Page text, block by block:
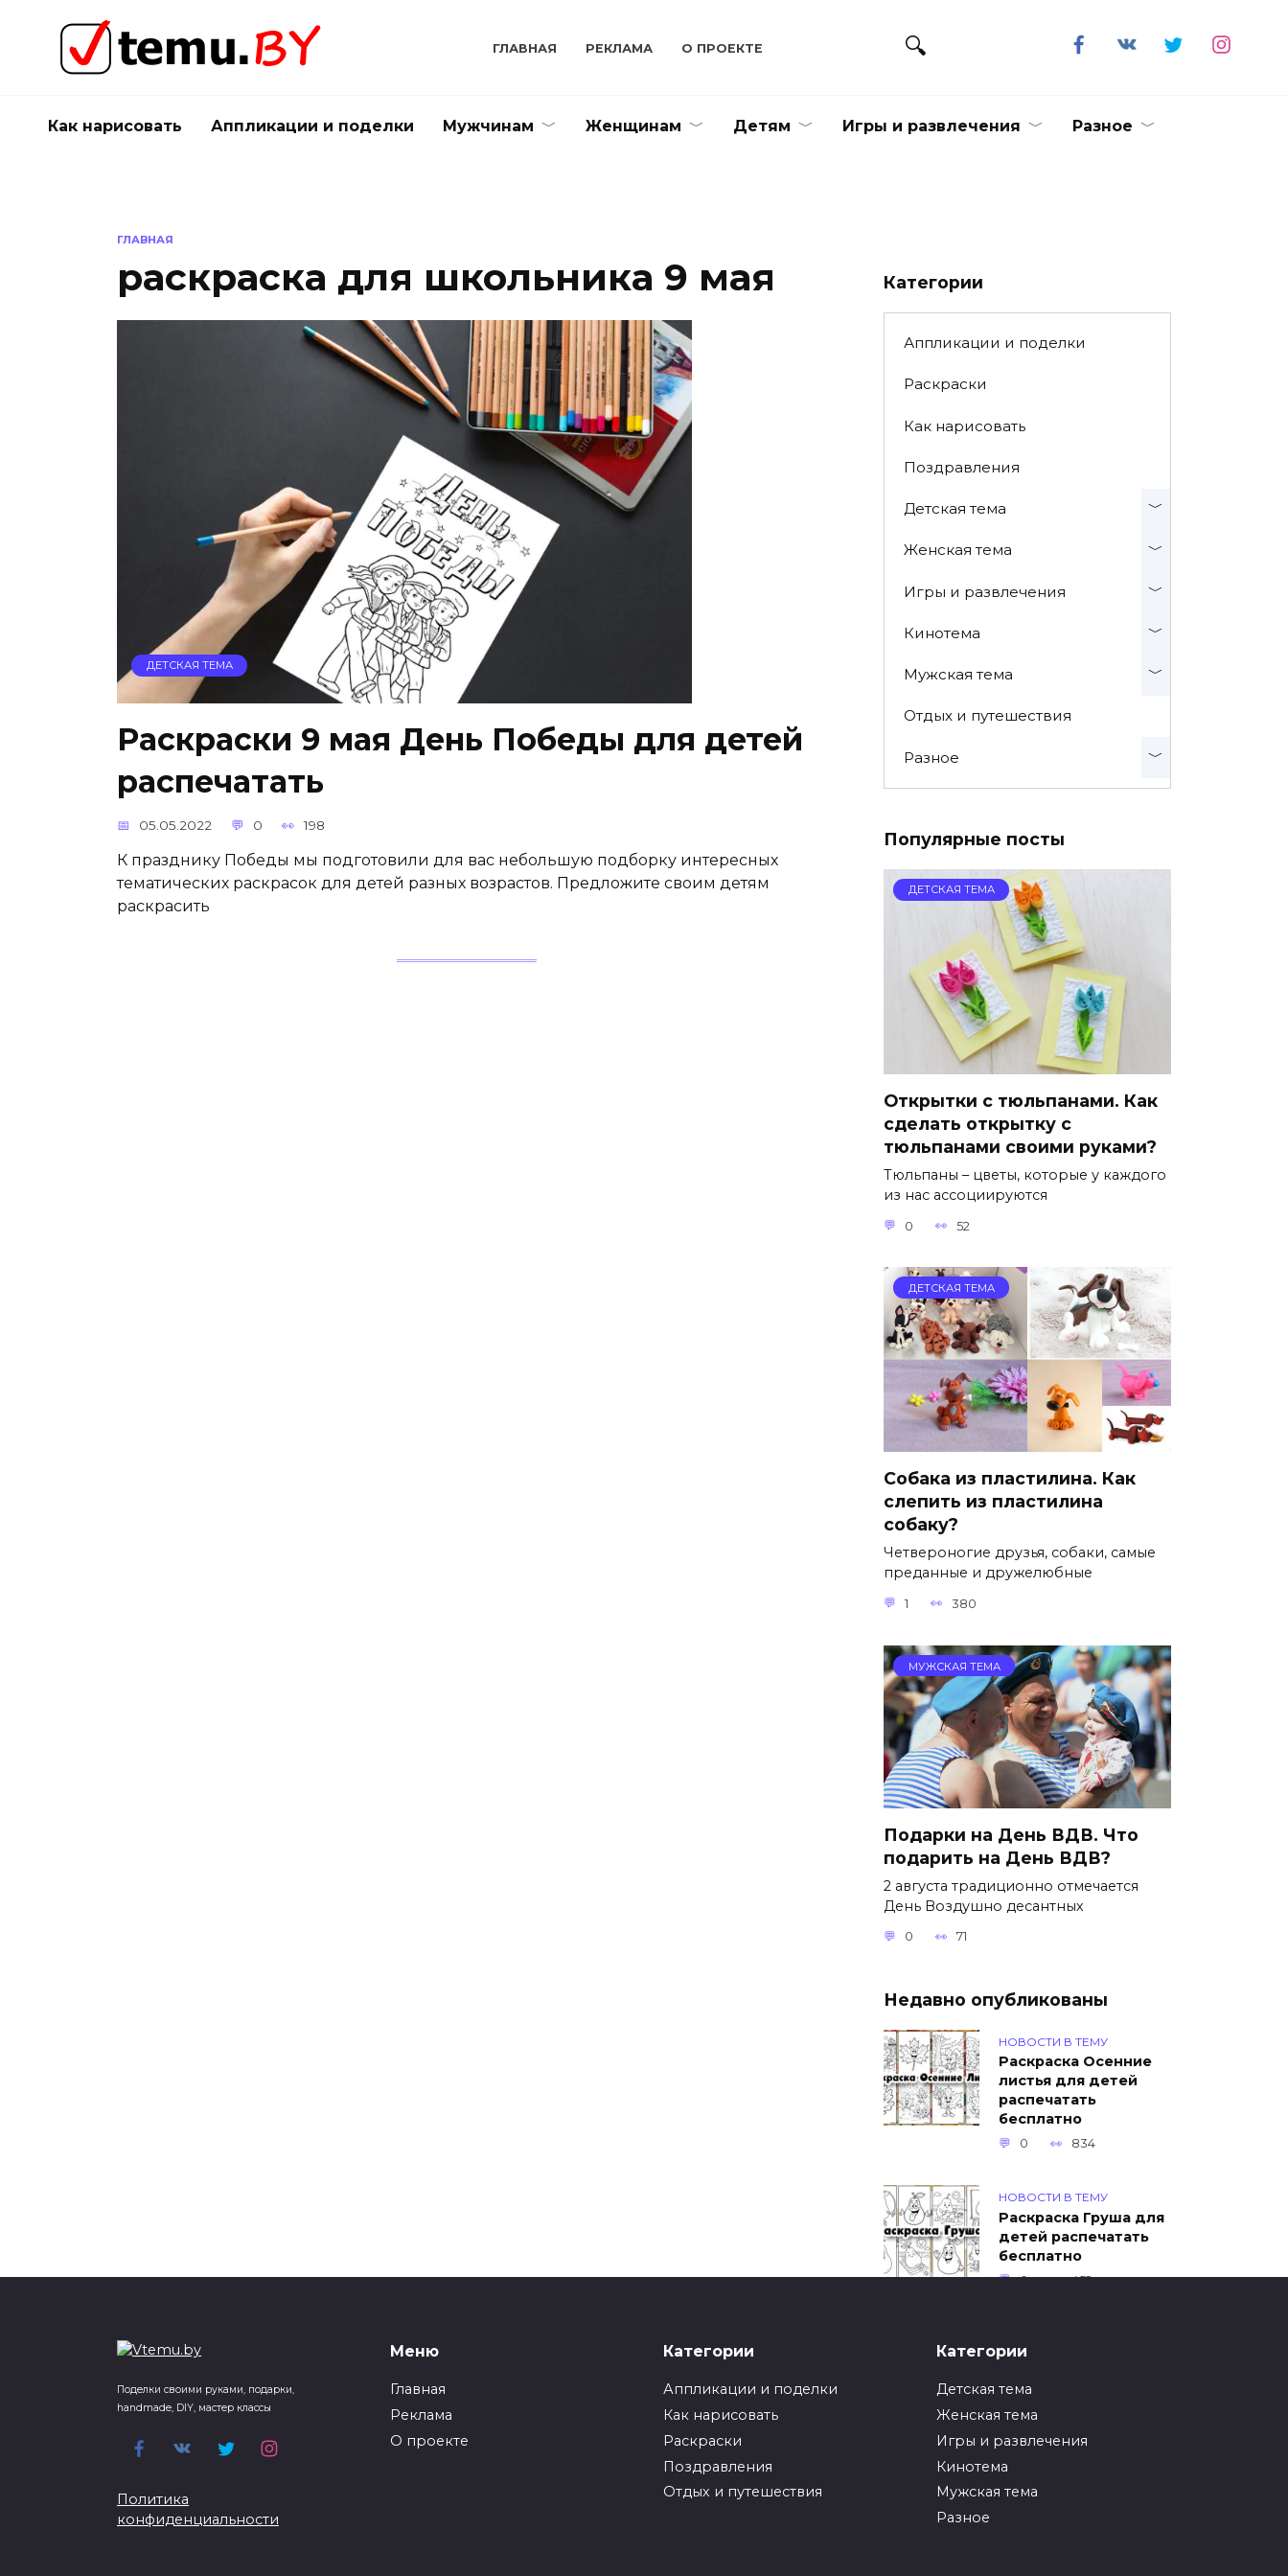
содержанию
ГЛАВНАЯ РЕКЛАМА О ПРОЕКТЕ
Как нарисовать Аппликации и поделки Мужчинам Женщинам Детям Игры и развлечения Разное
ГЛАВНАЯ
раскраска для школьника 9 мая
ДЕТСКАЯ ТЕМА
Раскраски 9 мая День Победы для детей
распечатать
05.05.2022 0 198
К празднику Победы мы подготовили для вас небольшую подборку интересных
тематических раскрасок для детей разных возрастов. Предложите своим детям
раскрасить
Категории
Аппликации и поделки
Раскраски
Как нарисовать
Поздравления
Детская тема
Женская тема
Игры и развлечения
Кинотема
Мужская тема
Отдых и путешествия
Разное
Популярные посты
ДЕТСКАЯ ТЕМА
Открытки с тюльпанами. Как
сделать открытку с
тюльпанами своими руками?
Тюльпаны – цветы, которые у каждого
из нас ассоциируются
0 52
ДЕТСКАЯ ТЕМА
Собака из пластилина. Как
слепить из пластилина
собаку?
Четвероногие друзья, собаки, самые
преданные и дружелюбные
1 380
МУЖСКАЯ ТЕМА
Подарки на День ВДВ. Что
подарить на День ВДВ?
2 августа традиционно отмечается
День Воздушно десантных
0 71
Недавно опубликованы
НОВОСТИ В ТЕМУ
Раскраска Осенние
листья для детей
распечатать
бесплатно
0 834
НОВОСТИ В ТЕМУ
Раскраска Груша для
детей распечатать
бесплатно
0 452
Как упаковать вещи
0
Как вырастить ананас
из верхушки в
Поделки своими руками, подарки,
handmade, DIY, мастер классы
Политика
конфиденциальности
Меню
Главная
Реклама
О проекте
Категории
Аппликации и поделки
Как нарисовать
Раскраски
Поздравления
Отдых и путешествия
Категории
Детская тема
Женская тема
Игры и развлечения
Кинотема
Мужская тема
Разное